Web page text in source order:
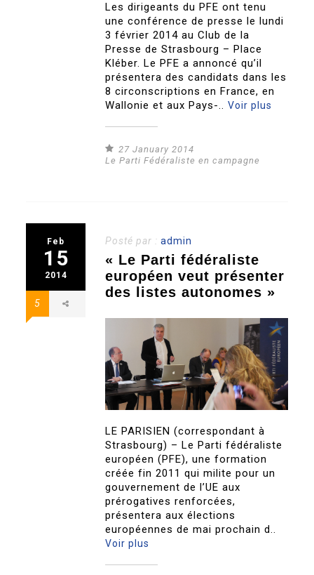
Les dirigeants du PFE ont tenu
une conférence de presse le lundi
3 février 2014 au Club de la
Presse de Strasbourg – Place
Kléber. Le PFE a annoncé qu’il
présentera des candidats dans les
8 circonscriptions en France, en
Wallonie et aux Pays-..Voir plus
27 January 2014
Le Parti Fédéraliste en campagne
Feb
15
2014
5
Posté par :admin
« Le Parti fédéraliste
européen veut présenter
des listes autonomes »
LE PARISIEN (correspondant à
Strasbourg) – Le Parti fédéraliste
européen (PFE), une formation
créée fin 2011 qui milite pour un
gouvernement de l’UE aux
prérogatives renforcées,
présentera aux élections
européennes de mai prochain d..
Voir plus